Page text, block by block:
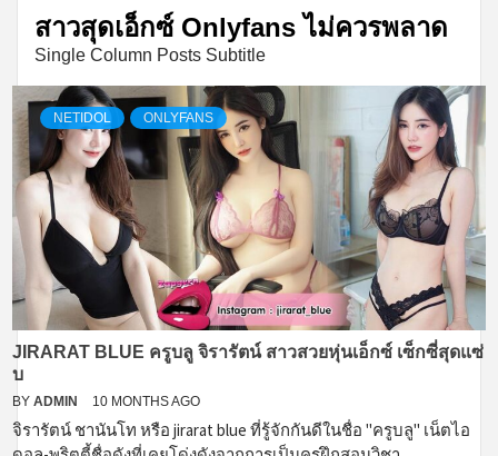
สาวสุดเอ็กซ์ Onlyfans ไม่ควรพลาด
Single Column Posts Subtitle
NETIDOL ONLYFANS
JIRARAT BLUE ครูบลู จิรารัตน์ สาวสวยหุ่นเอ็กซ์ เซ็กซี่สุดแซ่
บ
BY ADMIN 10 MONTHS AGO
จิรารัตน์ ชานันโท หรือ jirarat blue ที่รู้จักกันดีในชื่อ "ครูบลู" เน็ตไอ